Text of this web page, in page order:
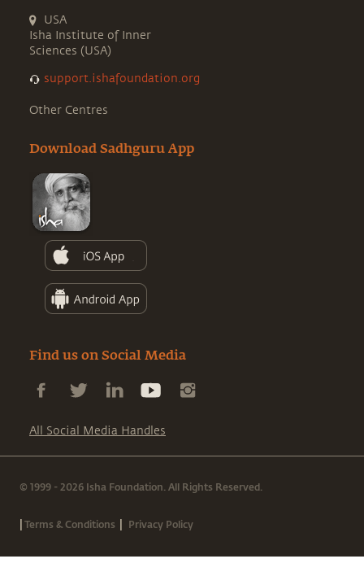
USA
Isha Institute of Inner
Sciences (USA)
support.ishafoundation.org
Other Centres
Download Sadhguru App
Find us on Social Media
All Social Media Handles
© 1999 - 2026 Isha Foundation. All Rights Reserved.
|Terms & Conditions | Privacy Policy